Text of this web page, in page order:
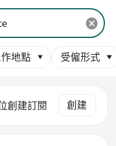
地點 受僱形式
創建訂閱 創建